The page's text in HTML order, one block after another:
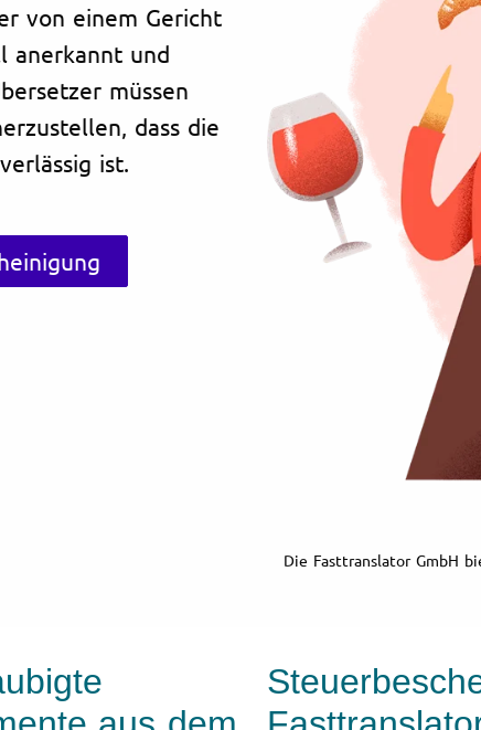
von einem Gericht
anerkannt und
müssen
dass die
ist.
Die Fasttranslator GmbH